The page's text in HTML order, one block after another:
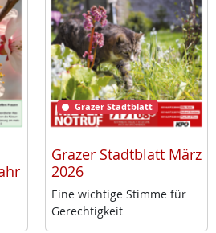
Grazer Stadtblatt
Grazer Stadtblatt März
2026
Ei­ne wich­ti­ge Stim­me für
Ge­rech­tig­keit